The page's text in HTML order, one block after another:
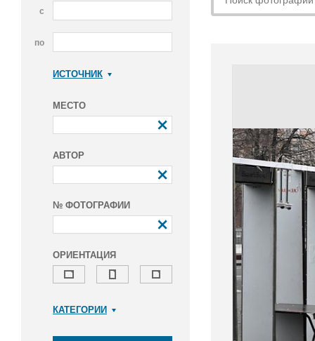
с
по
ИСТОЧНИК
МЕСТО
АВТОР
№ ФОТОГРАФИИ
ОРИЕНТАЦИЯ
КАТЕГОРИИ